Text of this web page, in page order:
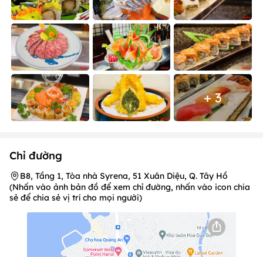
+ 3
Chỉ đường
B8, Tầng 1, Tòa nhà Syrena, 51 Xuân Diệu, Q. Tây Hồ
(Nhấn vào ảnh bản đồ để xem chỉ đường, nhấn vào icon chia
sẻ để chia sẻ vị trí cho mọi người)